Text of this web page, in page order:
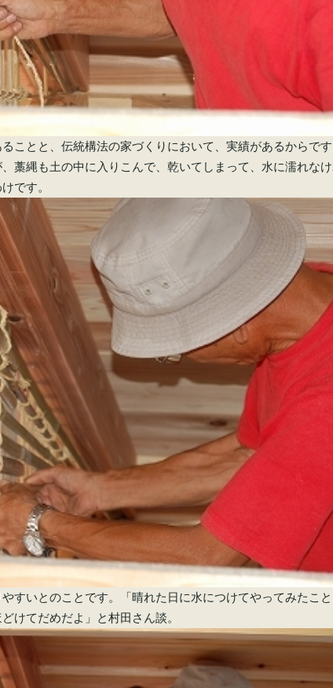
ことと、伝統構法の家づくりにおいて、実績があるからで
藁縄も土の中に入りこんで、乾いてしまって、水に濡れなけ
です。
すいとのことです。「晴れた日に水につけてやってみたこ
けてだめだよ」と村田さん談。